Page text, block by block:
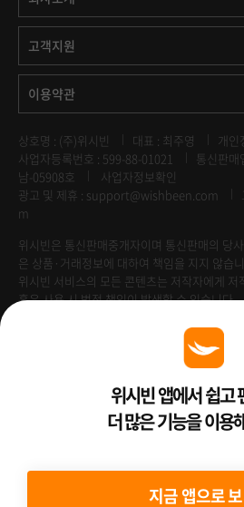
고객지원
이용약관
상호명 : (주)위시빈 대표 : 최주영
개인
사업자등록번호 : 599-88-01021
통신판매
남-05908호
사업자정보확인
광고 및 제휴 : support@wishbeen.com
m
위시빈은 통신판매중개자이며 통신판매의 당
은 상품·거래정보에 대하여 책임을 지지 않습니
위시빈 서비스의 모든 콘텐츠는 저작자에게
혹은 사용 시 법적 책임이 발생할 수 있습니다.
Venture Enterprise위시빈 앱에서 쉽고
더 많은 기능을 이용
지금 앱으로